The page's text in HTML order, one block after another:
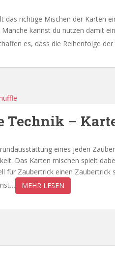
das richtige Mischen der Karten
Manche kannst du nutzen damit
es, dass die Reihenfolge
Technik –
eines jeden
Das Karten mischen spielt
für Zaubertrick einen
MEHR LESEN